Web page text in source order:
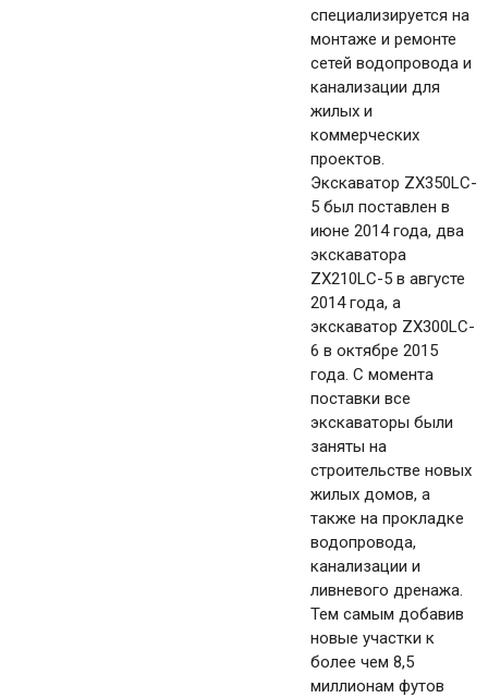
специализируется на
монтаже и ремонте
сетей водопровода и
канализации для
жилых и
коммерческих
проектов.
Экскаватор ZX350LC-
5 был поставлен в
июне 2014 года, два
экскаватора
ZX210LC-5 в августе
2014 года, а
экскаватор ZX300LC-
6 в октябре 2015
года. С момента
поставки все
экскаваторы были
заняты на
строительстве новых
жилых домов, а
также на прокладке
водопровода,
канализации и
ливневого дренажа.
Тем самым добавив
новые участки к
более чем 8,5
миллионам футов